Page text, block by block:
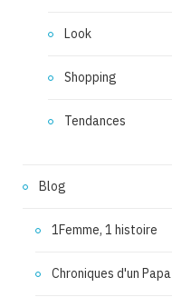
Look
Shopping
Tendances
Blog
1Femme, 1 histoire
Chroniques d'un Papa